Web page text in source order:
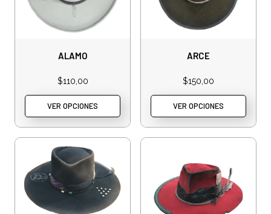
ALAMO
$110,00
VER OPCIONES
ARCE
$150,00
VER OPCIONES